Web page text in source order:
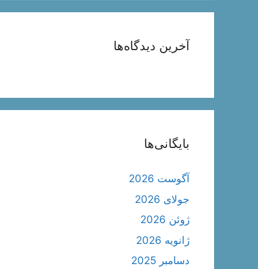
آخرین دیدگاه‌ها
بایگانی‌ها
آگوست 2026
جولای 2026
ژوئن 2026
ژانویه 2026
دسامبر 2025